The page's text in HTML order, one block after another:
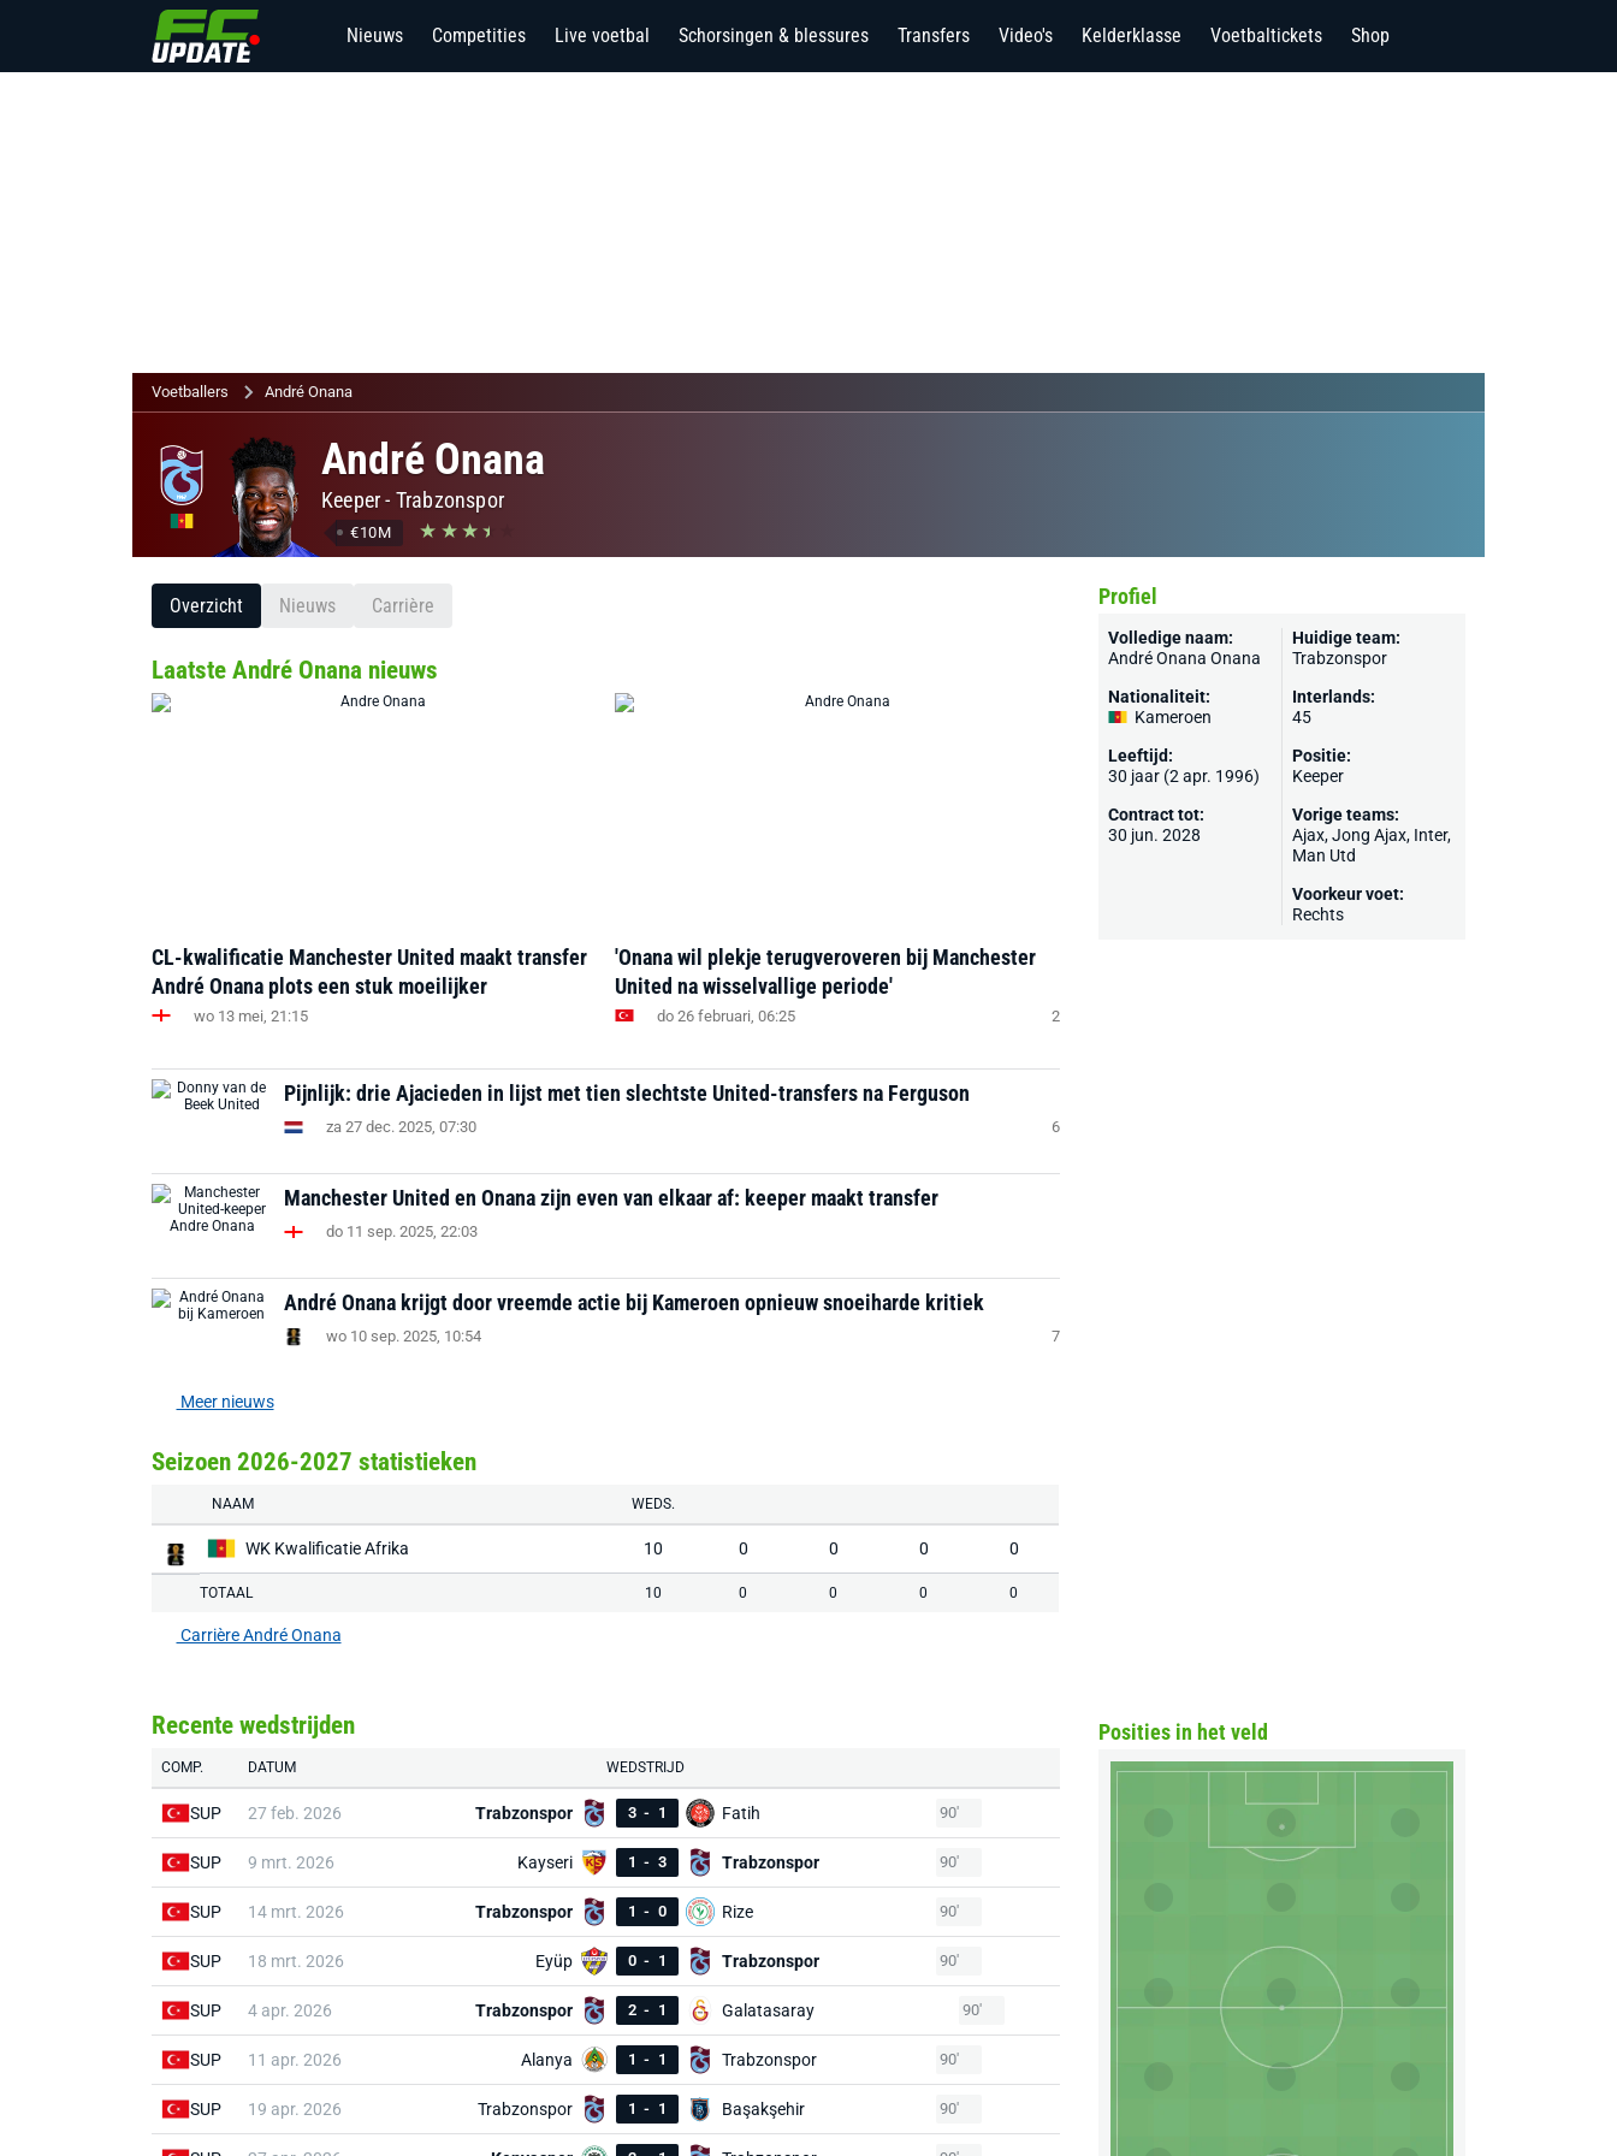
Nieuws Competities Live voetbal Schorsingen & blessures Transfers Video's Kelderklasse Voetbaltickets Shop
Voetballers André Onana
André Onana
Keeper- Trabzonspor
€10M
Overzicht Nieuws Carrière
Laatste André Onana nieuws
CL-kwalificatie Manchester United maakt transfer
André Onana plots een stuk moeilijker
wo 13 mei, 21:15
'Onana wil plekje terugveroveren bij Manchester
United na wisselvallige periode'
do 26 februari, 06:25 2
Pijnlijk: drie Ajacieden in lijst met tien slechtste United-transfers na Ferguson
za 27 dec. 2025, 07:30 6
Manchester United en Onana zijn even van elkaar af: keeper maakt transfer
do 11 sep. 2025, 22:03
André Onana krijgt door vreemde actie bij Kameroen opnieuw snoeiharde kritiek
wo 10 sep. 2025, 10:54 7
Meer nieuws
Seizoen 2026-2027 statistieken
NAAM WEDS.
WK Kwalificatie Afrika 10 0 0 0 0
TOTAAL 10 0 0 0 0
Carrière André Onana
Recente wedstrijden
COMP. DATUM WEDSTRIJD
SUP 27 feb. 2026 Trabzonspor 3 - 1 Fatih 90'
SUP 9 mrt. 2026 Kayseri 1 - 3 Trabzonspor 90'
SUP 14 mrt. 2026 Trabzonspor 1 - 0 Rize 90'
SUP 18 mrt. 2026 Eyüp 0 - 1 Trabzonspor 90'
SUP 4 apr. 2026 Trabzonspor 2 - 1 Galatasaray 90'
SUP 11 apr. 2026 Alanya 1 - 1 Trabzonspor 90'
SUP 19 apr. 2026 Trabzonspor 1 - 1 Başakşehir 90'
Profiel
Volledige naam:
André Onana Onana
Nationaliteit:
Kameroen
Leeftijd:
30 jaar (2 apr. 1996)
Contract tot:
30 jun. 2028
Huidige team:
Trabzonspor
Interlands:
45
Positie:
Keeper
Vorige teams:
Ajax,Jong Ajax, Inter,
Man Utd
Voorkeur voet:
Rechts
Posities in het veld